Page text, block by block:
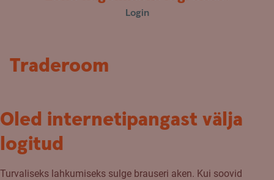
Login
Traderoom
Oled internetipangast välja
logitud
Turvaliseks lahkumiseks sulge brauseri aken. Kui soovid